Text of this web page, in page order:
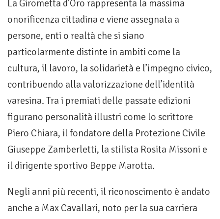
La Girometta d’Oro rappresenta la massima
onorificenza cittadina e viene assegnata a
persone, enti o realtà che si siano
particolarmente distinte in ambiti come la
cultura, il lavoro, la solidarietà e l’impegno civico,
contribuendo alla valorizzazione dell’identità
varesina. Tra i premiati delle passate edizioni
figurano personalità illustri come lo scrittore
Piero Chiara, il fondatore della Protezione Civile
Giuseppe Zamberletti, la stilista Rosita Missoni e
il dirigente sportivo Beppe Marotta.
Negli anni più recenti, il riconoscimento è andato
anche a Max Cavallari, noto per la sua carriera